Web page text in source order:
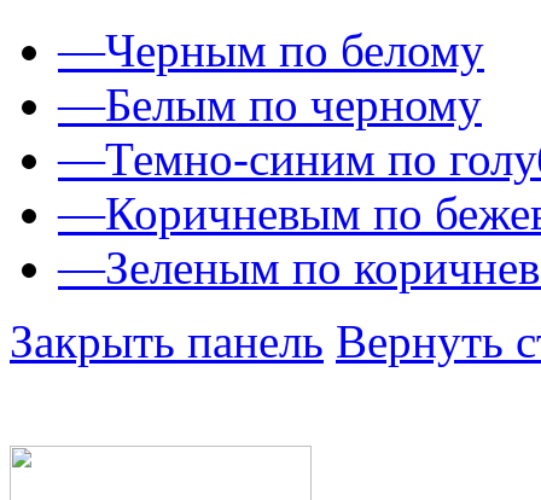
—Черным по белому
—Белым по черному
—Темно-синим по
—Коричневым по
—Зеленым по
Закрыть панель Вернуть